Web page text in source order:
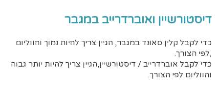
דיסטורשיין ואוברדרייב במגבר
כדי לקבל קלין סאונד במגבר, הגיין צריך להיות נמוך והווליום
,לפי הצורך.
כדי לקבל אוברדרייב / דיסטורשיין,הגיין צריך להיות יותר גבוה
והווליום לפי הצורך.